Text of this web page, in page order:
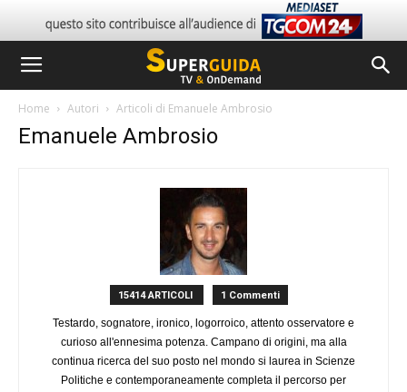
Home Autori Articoli di Emanuele Ambrosio
Emanuele Ambrosio
15414 ARTICOLI 1 Commenti
Testardo, sognatore, ironico, logorroico, attento osservatore e
curioso all'ennesima potenza. Campano di origini, ma alla
continua ricerca del suo posto nel mondo si laurea in Scienze
Politiche e contemporaneamente completa il percorso per